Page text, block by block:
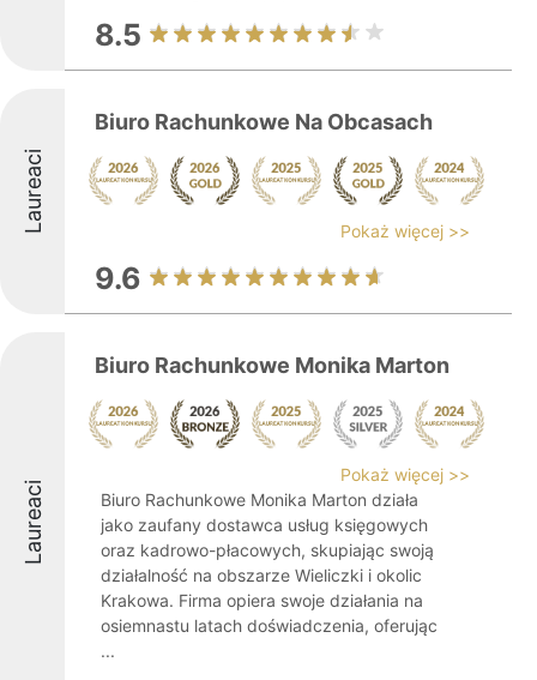
8.5
Laureaci
Biuro Rachunkowe Na Obcasach
Pokaż więcej >>
9.6
Laureaci
Biuro Rachunkowe Monika Marton
Pokaż więcej >>
Biuro Rachunkowe Monika Marton działa
jako zaufany dostawca usług księgowych
oraz kadrowo-płacowych, skupiając swoją
działalność na obszarze Wieliczki i okolic
Krakowa. Firma opiera swoje działania na
osiemnastu latach doświadczenia, oferując
...